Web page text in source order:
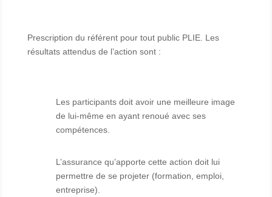
Prescription du référent pour tout public PLIE. Les
résultats attendus de l’action sont :
Les participants doit avoir une meilleure image
de lui-même en ayant renoué avec ses
compétences.
L’assurance qu’apporte cette action doit lui
permettre de se projeter (formation, emploi,
entreprise).